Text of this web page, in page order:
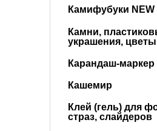
Камифубуки NEW
Камни,
украшения, цветы
Карандаш-маркер
Кашемир
Клей (гель) для
страз, слайдеров